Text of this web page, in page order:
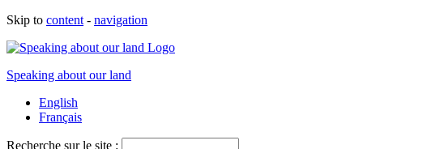
Skip to content - navigation
Speaking about our land
English
Français
Recherche sur le site :